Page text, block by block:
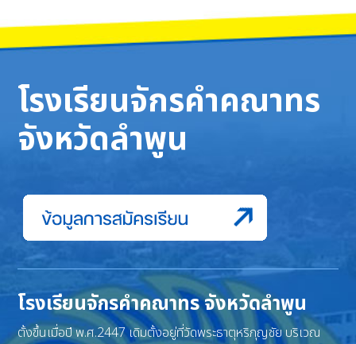
โรงเรียนจักรคำคณาทร
จังหวัดลำพูน
โรงเรียนจักรคำคณาทร จังหวัดลำพูน
ตั้งขึ้นเมื่อปี พ.ศ.2447 เดิมตั้งอยู่ที่วัดพระธาตุหริภุญชัย บริเวณ